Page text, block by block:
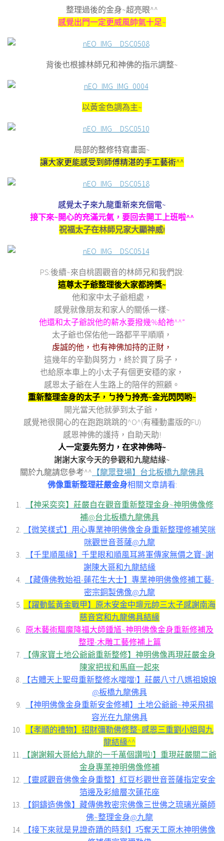
整理過後的金身~超亮眼^^
感覺出門一定更威風帥氣十足~
背後也根據林師兄和神佛的指示調整~
以黃金色調為主~
局部的整修特寫畫面~
讓大家更能感受到師傅精湛的手工藝術^^
感覺太子來九龍重新來充個電~
接下來~開心的充滿元氣，要回去開工上班啦^^
祝福太子在林師兄家大顯神威!
PS:後續~來自桃園觀音的林師兄和我們說:
這尊太子爺整理後大家都誇獎~
他和家中太子爺相處，
感覺就像朋友和家人的關係一樣~
他還和太子爺說他的薪水要撥幾%給祂^^”
太子爺也保佑他一路都平平順順，
虔誠的他，也有神佛加持的正財，
這幾年的辛勤與努力，終於買了房子，
也給原本車上的小太子有個更安穩的家，
感恩太子爺在人生路上的陪伴的照顧。
重新整理金身的太子，ㄅ拎ㄅ拎亮~金光閃閃哟~
開光當天他就夢到太子爺，
感覺祂很開心的在跑跑跳跳的^O^(有種動畫版的FU)
感恩神佛的護持，自助天助!
人一定要先努力，在求神佛時~
謝謝大家今天的參觀和九龍結緣~
關於九龍請您參考^^ 【龍眾登場】台北板橋九龍佛具
佛像重新整理莊嚴金身相關文章請看:
【神采奕奕】莊嚴自在觀音重新整理金身~神明佛像修
補@台北板橋九龍佛具
【微笑樣式】用心專業神明佛像金身重新整理修補笑咪
咪觀世音菩薩@九龍
【千里順風緣】千里眼和順風耳將軍傳家無價之寶~謝
謝陳大哥和九龍結緣
【藏傳佛教始祖-蓮花生大士】專業神明佛像修補工藝-
密宗銅製佛像@九龍
【躍動藍黃金戰甲】原木安金中壇元帥三太子感謝南海
慈音宮和九龍佛具結緣
原木藝術驅魔降福大師鍾馗~神明佛像金身重新修補及
整理-木雕工藝修補上篇
【傳家寶土地公爺爺重新整修】神明佛像再現莊嚴金身
陳家把拔和馬麻一起來
【古體天上聖母重新整修水噹噹!】莊嚴八寸八媽祖娘娘
@板橋九龍佛具
【神明佛像金身重新安金修補】土地公爺爺~神采飛揚
容光在九龍佛具
【孝順的禮物】招財彌勒佛修整~感恩三重劉小姐與九
龍結緣^^
【謝謝賴大哥給九龍的一千萬個讚啦!】重現莊嚴關二爺
金身專業神明佛像修補
【靈感觀音佛像金身重整】紅豆杉觀世音菩薩指定安金
箔邊及彩繪層次蓮花座
【銅鑄造佛像】藏傳佛教密宗佛像三世佛之琉璃光藥師
佛~整理金身@九龍
【接下來就是見證奇蹟的時刻】巧奪天工原木神明佛像